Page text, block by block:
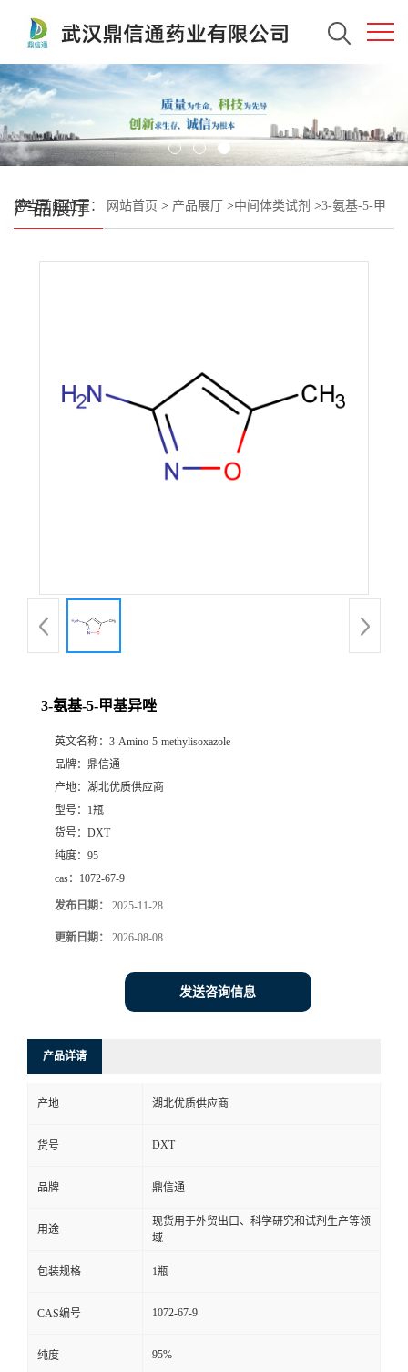
产品展厅
您当前的位置： 网站首页 > 产品展厅 >中间体类试剂 >3-氨基-5-甲
3-氨基-5-甲基异唑
英文名称： 3-Amino-5-methylisoxazole
品牌： 鼎信通
产地： 湖北优质供应商
型号： 1瓶
货号： DXT
纯度： 95
cas： 1072-67-9
发布日期： 2025-11-28
更新日期： 2026-08-08
发送咨询信息
产品详请
产地 湖北优质供应商
货号 DXT
品牌 鼎信通
用途
现货用于外贸出口、科学研究和试剂生产等领
域
包装规格 1瓶
CAS编号 1072-67-9
纯度 95%